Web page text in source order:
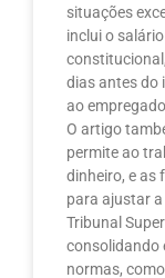
situações
inclui o
dias antes do
ao
O artigo
permite ao
dinheiro, e as
para ajustar
Tribunal
consolidando
normas,